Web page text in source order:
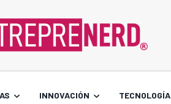
INNOVACIÓN TECNOLOGÍA